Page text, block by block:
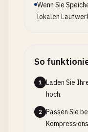
Wenn Sie
lokalen
So
1
Laden Sie
hoch.
2
Passen Sie